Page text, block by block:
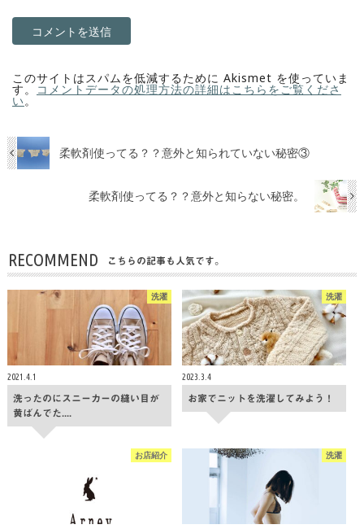
このサイトはスパムを低減するために Akismet を使っていま
す。 コメントデータの処理方法の詳細はこちらをご覧くださ
い。
柔軟剤使ってる？？意外と知られていない秘密③
柔軟剤使ってる？？意外と知らない秘密。
RECOMMEND こちらの記事も人気です。
洗濯
2021.4.1
洗ったのにスニーカーの縫い目が
黄ばんでた....
洗濯
2023.3.4
お家でニットを洗濯してみよう！
お店紹介 洗濯